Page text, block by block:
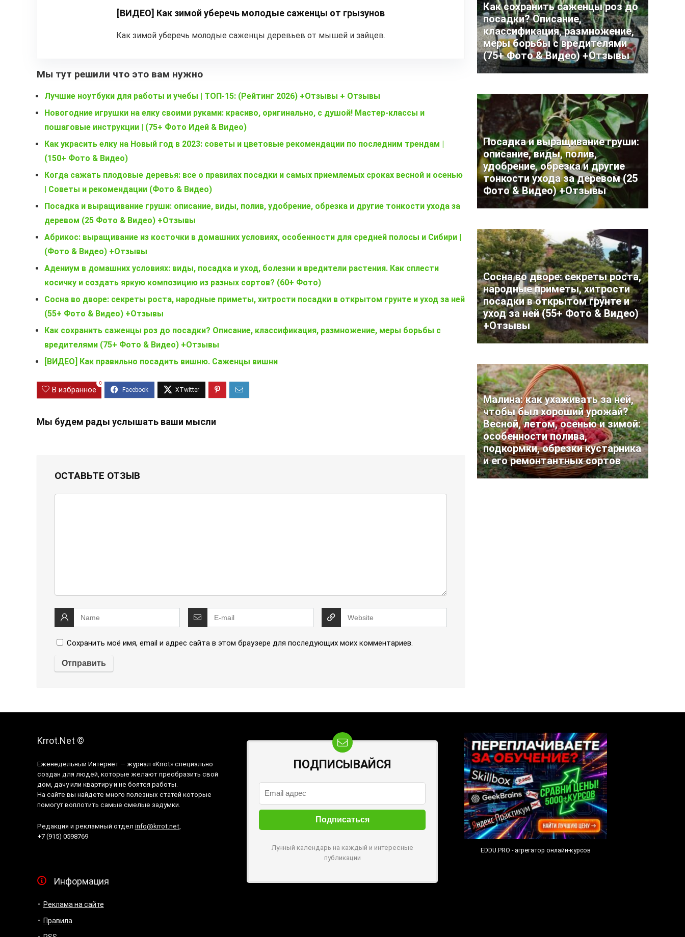
[ВИДЕО] Как зимой уберечь молодые саженцы от грызунов
Как зимой уберечь молодые саженцы деревьев от мышей и зайцев.
Мы тут решили что это вам нужно
Лучшие ноутбуки для работы и учебы | ТОП-15: (Рейтинг 2026) +Отзывы + Отзывы
Новогодние игрушки на елку своими руками: красиво, оригинально, с душой! Мастер-классы и
пошаговые инструкции | (75+ Фото Идей & Видео)
Как украсить елку на Новый год в 2023: советы и цветовые рекомендации по последним трендам |
(150+ Фото & Видео)
Когда сажать плодовые деревья: все о правилах посадки и самых приемлемых сроках весной и осенью
| Советы и рекомендации (Фото & Видео)
Посадка и выращивание груши: описание, виды, полив, удобрение, обрезка и другие тонкости ухода за
деревом (25 Фото & Видео) +Отзывы
Абрикос: выращивание из косточки в домашних условиях, особенности для средней полосы и Сибири |
(Фото & Видео) +Отзывы
Адениум в домашних условиях: виды, посадка и уход, болезни и вредители растения. Как сплести
косичку и создать яркую композицию из разных сортов? (60+ Фото)
Сосна во дворе: секреты роста, народные приметы, хитрости посадки в открытом грунте и уход за ней
(55+ Фото & Видео) +Отзывы
Как сохранить саженцы роз до посадки? Описание, классификация, размножение, меры борьбы с
вредителями (75+ Фото & Видео) +Отзывы
[ВИДЕО] Как правильно посадить вишню. Саженцы вишни
В избранное
0
Мы будем рады услышать ваши мысли
ОСТАВЬТЕ ОТЗЫВ
Сохранить моё имя, email и адрес сайта в этом браузере для последующих моих комментариев.
Как сохранить саженцы роз до
посадки? Описание,
классификация, размножение,
меры борьбы с вредителями
(75+ Фото & Видео) +Отзывы
Посадка и выращивание груши:
описание, виды, полив,
удобрение, обрезка и другие
тонкости ухода за деревом (25
Фото & Видео) +Отзывы
Сосна во дворе: секреты роста,
народные приметы, хитрости
посадки в открытом грунте и
уход за ней (55+ Фото & Видео)
+Отзывы
Малина: как ухаживать за ней,
чтобы был хороший урожай?
Весной, летом, осенью и зимой:
особенности полива,
подкормки, обрезки кустарника
и его ремонтантных сортов
Krrot.Net ©
Еженедельный Интернет — журнал «Krrot» специально
создан для людей, которые желают преобразить свой
дом, дачу или квартиру и не боятся работы.
На сайте вы найдете много полезных статей которые
помогут воплотить самые смелые задумки.
Редакция и рекламный отдел info@krrot.net,
+7 (915) 0598769
Информация
Реклама на сайте
Правила
ПОДПИСЫВАЙСЯ
Лунный календарь на каждый и интересные
публикации
EDDU.PRO - агрегатор онлайн-курсов